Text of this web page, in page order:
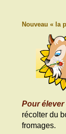
Nouveau « la
Pour
récolter du
fromages.